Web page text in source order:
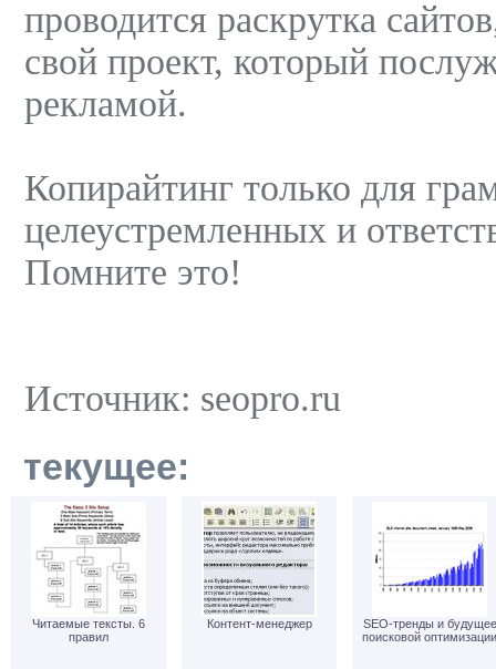
проводится раскрутка
свой проект, который
рекламой.
Копирайтинг только для
целеустремленных и
Помните это!
Источник: seopro.ru
текущее:
Читаемые тексты. 6
правил
Контент-менеджер
SEO-тренды и будущее
поисковой оптимизации